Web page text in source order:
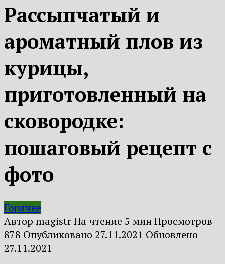
Рассыпчатый и
ароматный плов из
курицы,
приготовленный на
сковородке:
пошаговый рецепт с
фото
Горячее
Автор magistrНа чтение 5 минПросмотров
878 Опубликовано 27.11.2021 Обновлено
27.11.2021